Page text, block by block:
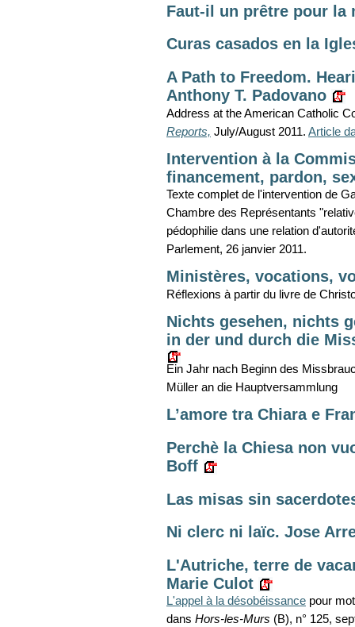
Faut-il un prêtre pour la
Curas casados en la
A Path to Freedom.
Anthony T. Padovano
Address at the American Catholic
Reports, July/August 2011. Article
Intervention à la
financement, pardon,
Texte complet de l'intervention de
Chambre des Représentants
pédophilie dans une relation
Parlement, 26 janvier 2011.
Ministères, vocations,
Réflexions à partir du livre de
Nichts gesehen, nichts
in der und durch die
Ein Jahr nach Beginn des
Müller an die Hauptversammlung
L’amore tra Chiara e
Perchè la Chiesa non
Boff
Las misas sin
Ni clerc ni laïc. Jose
L'Autriche, terre de
Marie Culot
L'appel à la désobéissance pour
dans Hors-les-Murs (B), n° 125,